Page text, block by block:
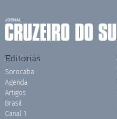
Editorias
Sorocaba
Agenda
Artigos
Brasil
Canal 1